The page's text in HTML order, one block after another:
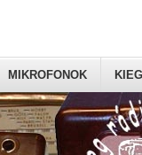
MIKROFONOK